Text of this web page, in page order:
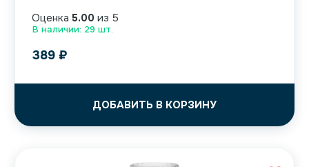
В наличии: 29 шт.
Оценка 5.00 из 5
389 ₽
ДОБАВИТЬ В КОРЗИНУ